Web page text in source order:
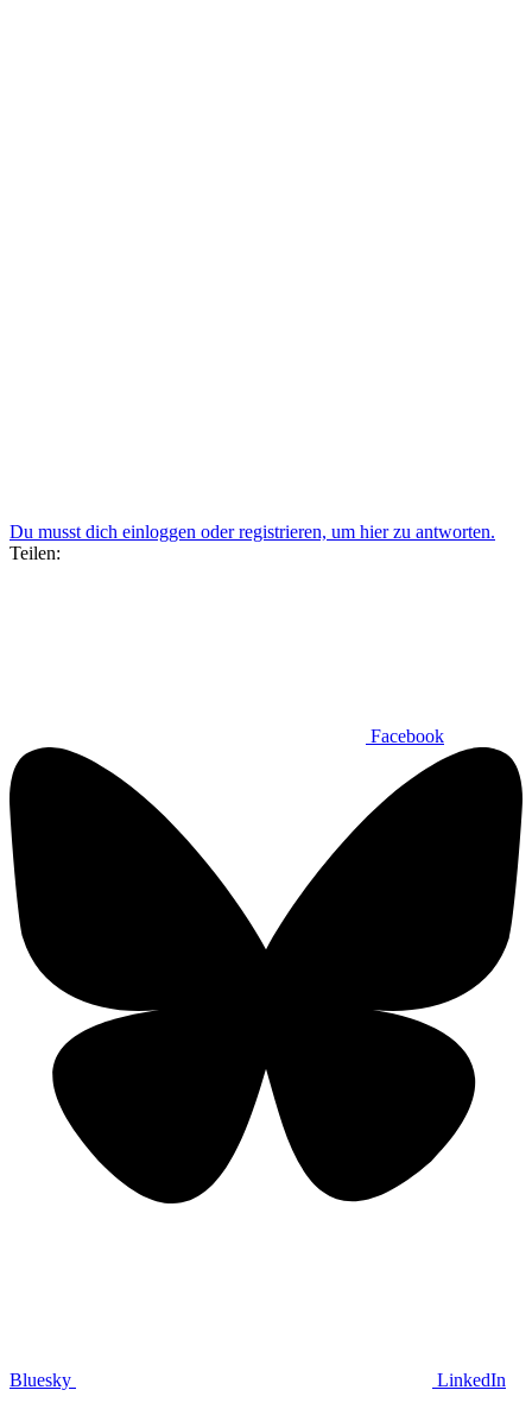
Du musst dich einloggen oder registrieren, um hier zu antworten.
Teilen:
Facebook
Bluesky LinkedIn